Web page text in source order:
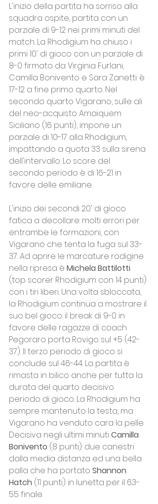
L'inizio della partita ha sorriso alla
squadra ospite, partita con un
parziale di 9-12 nei primi minuti del
match. La Rhodigium ha chiuso i
primi 10' di gioco con un parziale di
8-0 firmato da Virginia Furlani,
Camilla Bonivento e Sara Zanetti: è
17-12 a fine primo quarto. Nel
secondo quarto Vigarano, sulle ali
del neo-acquisto Amaiquem
Siciliano (16 punti), impone un
parziale di 10-17 alla Rhodigium,
impattando a quota 33 sulla sirena
dell'intervallo. Lo score del
secondo periodo è di 16-21 in
favore delle emiliane.
L'inizio dei secondi 20' di gioco
fatica a decollare: molti errori per
entrambe le formazioni, con
Vigarano che tenta la fuga sul 33-
37. Ad aprire le marcature rodigine
nella ripresa è Michela Battilotti
(top scorer Rhodigium con 14 punti)
con i tiri liberi. Una volta sbloccata,
la Rhodigium continua a mostrare il
suo bel gioco: il break di 9-0 in
favore delle ragazze di coach
Pegoraro porta Rovigo sul +5 (42-
37). Il terzo periodo di gioco si
conclude sul 46-44. La partita è
rimasta in bilico anche per tutta la
durata del quarto decisivo
periodo di gioco. La Rhodigium ha
sempre mantenuto la testa, ma
Vigarano ha venduto cara la pelle.
Decisiva negli ultimi minuti Camilla
Bonivento (8 punti): due canestri
dalla media distanza ed una bella
palla che ha portato Shannon
Hatch (11 punti) in lunetta per il 63-
55 finale.